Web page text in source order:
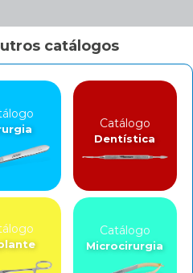
catálogos
Catálogo
Dentística
Catálogo
Microcirurgia